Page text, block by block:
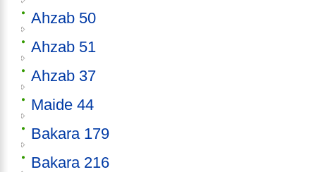
Ahzab 50
Ahzab 51
Ahzab 37
Maide 44
Bakara 179
Bakara 216